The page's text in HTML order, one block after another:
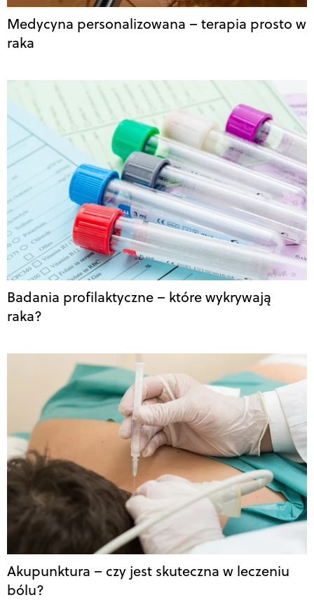
Medycyna personalizowana – terapia prosto w
raka
Badania profilaktyczne – które wykrywają
raka?
Akupunktura – czy jest skuteczna w leczeniu
bólu?